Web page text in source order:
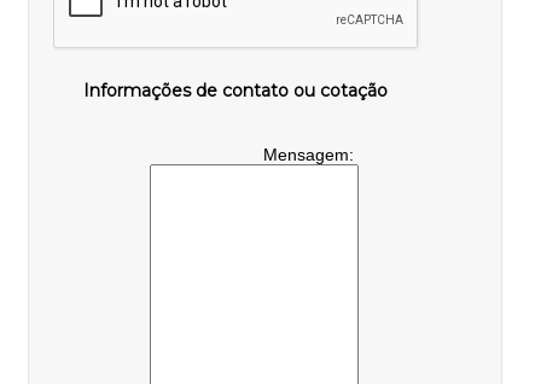
Informações de contato ou cotação
Mensagem: